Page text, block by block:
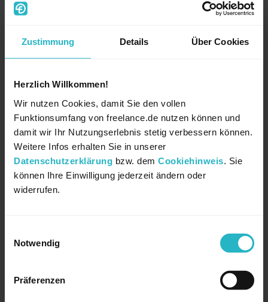
Zustimmung Details Über Cookies
Herzlich Willkommen!
Wir nutzen Cookies, damit Sie den vollen
Funktionsumfang von freelance.de nutzen können und
damit wir Ihr Nutzungserlebnis stetig verbessern können.
Weitere Infos erhalten Sie in unserer
Datenschutzerklärung bzw. dem Cookiehinweis . Sie
können Ihre Einwilligung jederzeit ändern oder
widerrufen.
Notwendig
Präferenzen
FREELANCE.DE INSIGHTS,PRESSE & STUDIEN
11.06.2026
Freelancer Herausforderungen 2026:
Akquise, Kostendruck und KI im Fokus
Projektakquise, unregelmäßige Auslastung und Preisdruck